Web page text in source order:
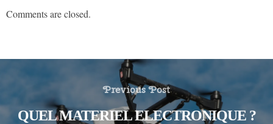
Comments are closed.
Previous Post
QUEL MATERIEL ELECTRONIQUE ?